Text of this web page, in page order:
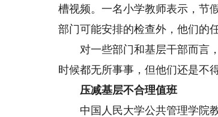
槽视频。一名小学教师表示，节
部门可能安排的检查外，他们的
对一些部门和基层干部而言，
时候都无所事事，但他们还是不
压减基层不合理值班
中国人民大学公共管理学院教